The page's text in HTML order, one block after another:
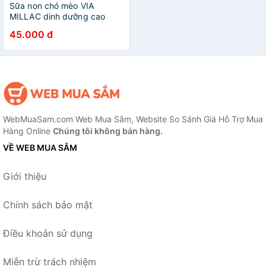
Sữa non chó mèo VIA
MILLAC dinh dưỡng cao
bầu, ốm bệnh..
45.000 đ
WebMuaSam.com Web Mua Sắm, Website So Sánh Giá Hỗ Trợ Mua
Hàng Online Chúng tôi không bán hàng.
VỀ WEB MUA SẮM
Giới thiệu
Chính sách bảo mật
Điều khoản sử dụng
Miễn trừ trách nhiệm